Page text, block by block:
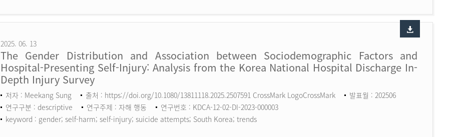
2025. 06. 13
The Gender Distribution and Association between Sociodemographic Factors and
Hospital-Presenting Self-Injury: Analysis from the Korea National Hospital Discharge In-
Depth Injury Survey
저자 : Meekang Sung 출처 : https://doi.org/10.1080/13811118.2025.2507591 CrossMark LogoCrossMark
발표월 : 202506
연구구분 : descriptive
연구주제 : 자해 행동
연구번호 : KDCA-12-02-DI-2023-000003
keyword : gender; self-harm; self-injury; suicide attempts; South Korea; trends